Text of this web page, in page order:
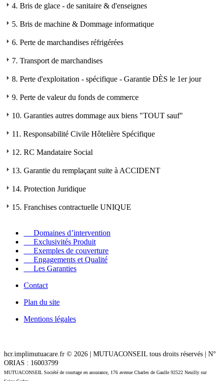
4. Bris de glace - de sanitaire & d'enseignes
5. Bris de machine & Dommage informatique
6. Perte de marchandises réfrigérées
7. Transport de marchandises
8. Perte d'exploitation - spécifique - Garantie DÈS le 1er jour
9. Perte de valeur du fonds de commerce
10. Garanties autres dommage aux biens "TOUT sauf"
11. Responsabilité Civile Hôtelière Spécifique
12. RC Mandataire Social
13. Garantie du remplaçant suite à ACCIDENT
14. Protection Juridique
15. Franchises contractuelle UNIQUE
Domaines d’intervention
Exclusivités Produit
Exemples de couverture
Engagements et Qualité
Les Garanties
Contact
Plan du site
Mentions légales
hcr.implimutuacare.fr © 2026 | MUTUACONSEIL tous droits réservés | N°
ORIAS : 16003799
MUTUACONSEIL Société de courtage en assurance, 176 avenue Charles de Gaulle 92522 Neuilly sur